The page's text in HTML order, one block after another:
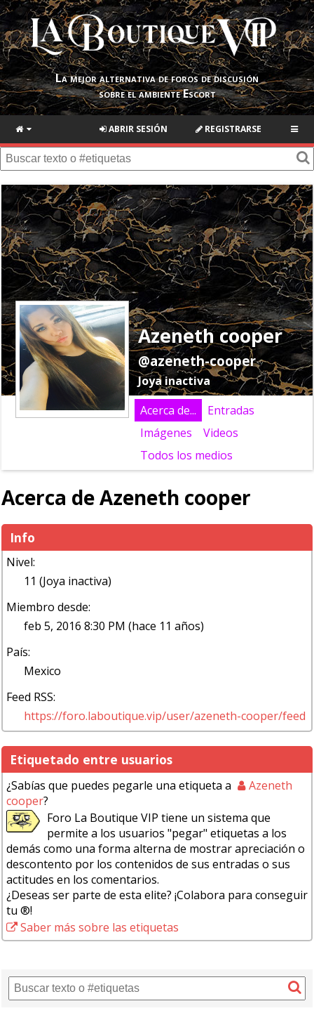
La mejor alternativa de foros de discusión
sobre el ambiente Escort
REGISTRARSE
ABRIR SESIÓN
Azeneth cooper
@azeneth-cooper
Joya inactiva
Acerca de...
Entradas
Imágenes
Videos
Todos los medios
Acerca de Azeneth cooper
Info
Nivel:
11 (Joya inactiva)
Miembro desde:
feb 5, 2016 8:30 PM (hace 11 años)
País:
Mexico
Feed RSS:
https://foro.laboutique.vip/user/azeneth-cooper/feed
Etiquetado entre usuarios
¿Sabías que puedes pegarle una etiqueta a
Azeneth
cooper?
Foro La Boutique VIP tiene un sistema que
permite a los usuarios "pegar" etiquetas a los
demás como una forma alterna de mostrar apreciación o
descontento por los contenidos de sus entradas o sus
actitudes en los comentarios.
¿Deseas ser parte de esta elite? ¡Colabora para conseguir
tu ®!
Saber más sobre las etiquetas